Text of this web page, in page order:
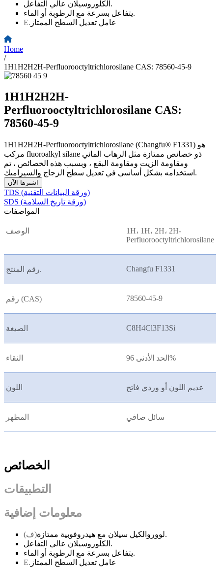
الكلوروسيلان عالي التفاعل.
يتفاعل بسرعة مع الرطوبة أو الماء.
E. عامل تعديل السطح الممتاز
Home
/
1H1H2H2H-Perfluorooctyltrichlorosilane CAS: 78560-45-9
1H1H2H2H-
Perfluorooctyltrichlorosilane CAS:
78560-45-9
1H1H2H2H-Perfluorooctyltrichlorosilane (Changfu® F1331) هو
مركب fluoroalkyl silane ذو خصائص ممتازة مثل الرهاب المائي
ومقاومة الزيت ومقاومة البقع ، وبسبب هذه الخصائص ، تم
استخدامه بشكل أساسي في تعديل سطح الزجاج والسيراميك.
اشترها الآن
TDS (ورقة البيانات التقنية)
SDS (ورقة تاريخ السلامة)
المواصفات
الوصف
1H، 1H، 2H، 2H-
Perfluorooctyltrichlorosilane
رقم المنتج. Changfu F1331
رقم (CAS) 78560-45-9
الصيغة C8H4Cl3F13Si
النقاء الحد الأدنى 96%
اللون عديم اللون أو وردي فاتح
المظهر سائل صافي
الخصائص
التطبيقات
معلومات إضافية
(ف)
لووروالكيل سيلان مع هيدروفوبية ممتازة.
الكلوروسيلان عالي التفاعل.
يتفاعل بسرعة مع الرطوبة أو الماء.
E. عامل تعديل السطح الممتاز